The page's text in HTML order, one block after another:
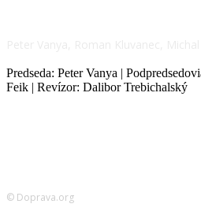
Predseda: Peter Vanya |
Feik | Revízor: Dalibor Trebichalský
© Doprava.org